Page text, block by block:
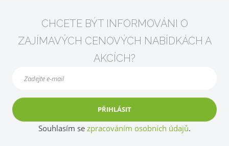
CHCETE BÝT INFORMOVÁNI O
ZAJÍMAVÝCH CENOVÝCH NABÍDKÁCH A
AKCÍCH?
PŘIHLÁSIT
Souhlasím se zpracováním osobních údajů.